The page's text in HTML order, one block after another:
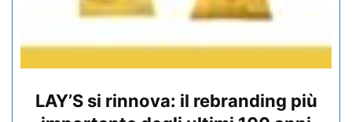
LAY’S si rinnova: il rebranding più